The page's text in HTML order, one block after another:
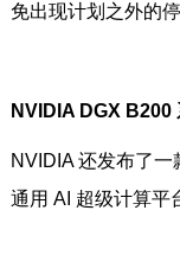
免出现计划之外的停
NVIDIA DGX B200
NVIDIA 还发布了
通用 AI 超级计算平